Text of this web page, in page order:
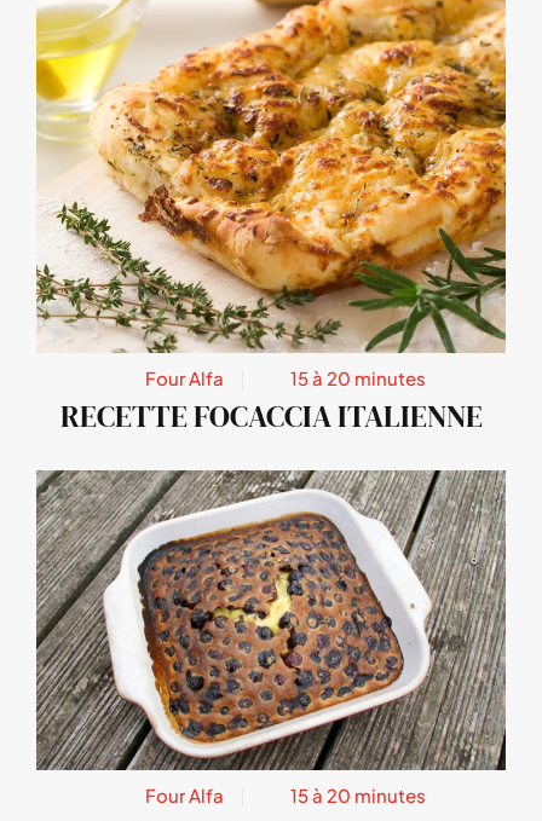
Four Alfa 15 à 20 minutes
RECETTE FOCACCIA ITALIENNE
Four Alfa 15 à 20 minutes